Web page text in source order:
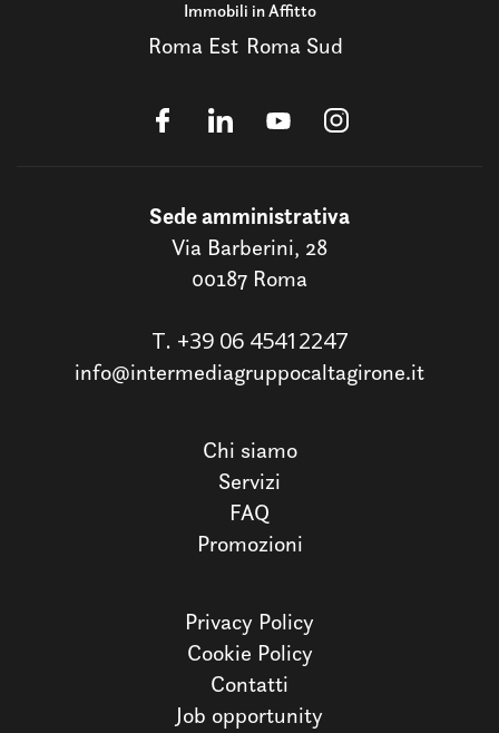
Immobili in Affitto
Roma Est Roma Sud
Sede amministrativa
Via Barberini, 28
00187 Roma
T. +39 06 45412247
info@intermediagruppocaltagirone.it
Chi siamo
Servizi
FAQ
Promozioni
Privacy Policy
Cookie Policy
Contatti
Job opportunity